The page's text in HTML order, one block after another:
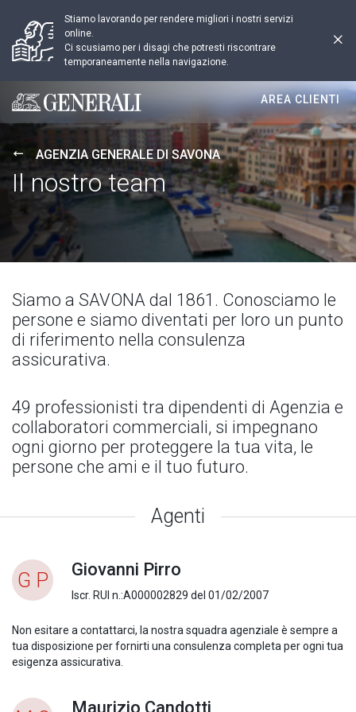
Stiamo lavorando per rendere migliori i nostri servizi
online.
Ci scusiamo per i disagi che potresti riscontrare
temporaneamente nella navigazione.
Generali logo
AREA CLIENTI
AGENZIA GENERALE DI SAVONA
Il nostro team
Siamo a SAVONA dal 1861. Conosciamo le
persone e siamo diventati per loro un punto
di riferimento nella consulenza
assicurativa.
49 professionisti tra dipendenti di Agenzia e
collaboratori commerciali, si impegnano
ogni giorno per proteggere la tua vita, le
persone che ami e il tuo futuro.
Agenti
G P Giovanni Pirro
Iscr. RUI n.:A000002829 del 01/02/2007
Non esitare a contattarci, la nostra squadra agenziale è sempre a
tua disposizione per fornirti una consulenza completa per ogni tua
esigenza assicurativa.
Maurizio Candotti